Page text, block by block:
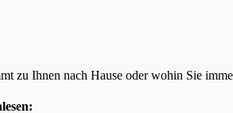
zu Ihnen nach Hause oder wohin Sie